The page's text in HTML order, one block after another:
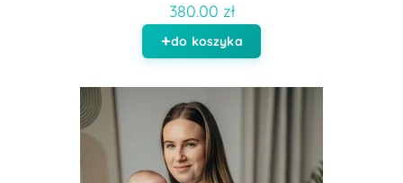
380.00 zł
do koszyka